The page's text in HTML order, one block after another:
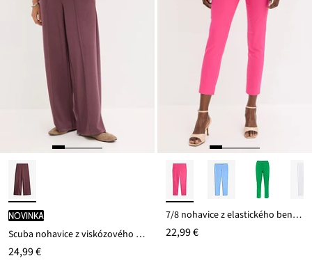
novinka
Scuba nohavice z viskózového mixu
24,99 €
7/8 nohavice z elastického bengalínu
22,99 €